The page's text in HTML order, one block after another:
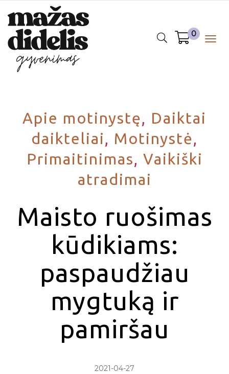
0
Apie motinystę, Daiktai
daikteliai, Motinystė,
Primaitinimas, Vaikiški
atradimai
Maisto ruošimas
kūdikiams:
paspaudžiau
mygtuką ir
pamiršau
2021-04-27